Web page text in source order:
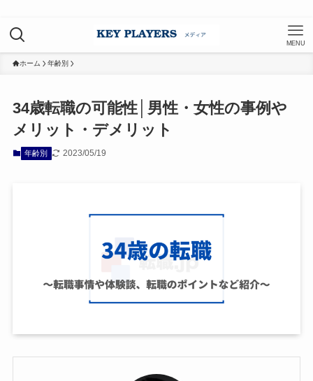
MENU
ホーム 年齢別
34歳転職の可能性│男性・女性の事例や
メリット・デメリット
年齢別 2023/05/19